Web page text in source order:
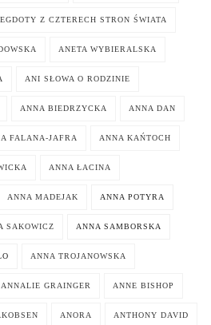
Z CZTERECH STRON ŚWIATA
ANETA WYBIERALSKA
ANI SŁOWA O RODZINIE
ANNA BIEDRZYCKA ANNA DAN
FALANA-JAFRA ANNA KAŃTOCH
ANNA ŁACINA
ANNA MADEJAK ANNA POTYRA
SAKOWICZ ANNA SAMBORSKA
ANNA TROJANOWSKA
ANNALIE GRAINGER ANNE BISHOP
ANORA ANTHONY DAVID